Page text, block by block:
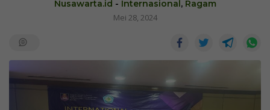
Nusawarta.id - Internasional, Ragam
Mei 28, 2024